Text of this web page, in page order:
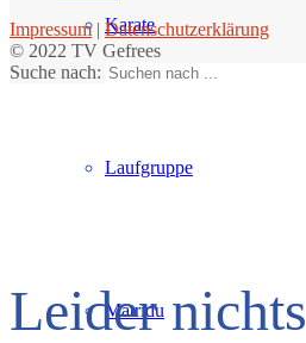
Karate
Laufgruppe
Matridu
Impressum| Datenschutzerklärung
© 2022 TV Gefrees
Suche nach:
Leider nichts